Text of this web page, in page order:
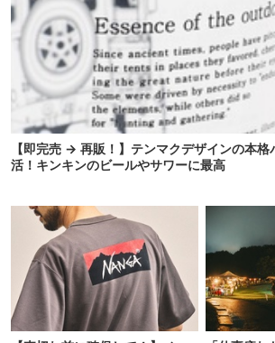
【即完売 → 再販！】テンマクデザインの本
活！キンキンのビールやサワーに最高